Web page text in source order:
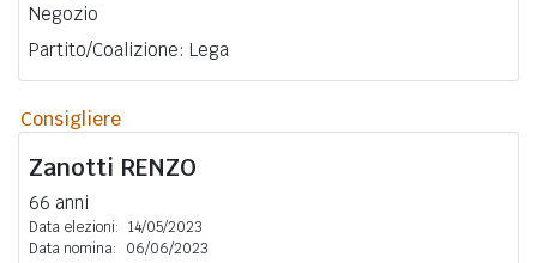
Negozio
Partito/Coalizione: Lega
Consigliere
Zanotti RENZO
66 anni
Data elezioni: 14/05/2023
Data nomina:
06/06/2023